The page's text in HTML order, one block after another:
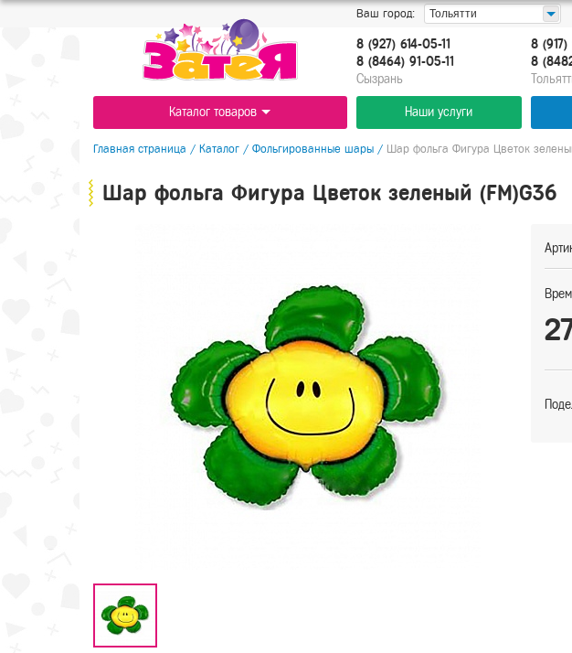
Ваш город: Тольятти
8 (927) 614-05-11
8 (8464) 91-05-11
Cызрань
8 (917)
8
Каталог товаров Наши услуги
Главная страница / Каталог / Фольгированные шары / Шар фольга Фигура Цветок
Шар фольга Фигура Цветок зеленый (FM)G36